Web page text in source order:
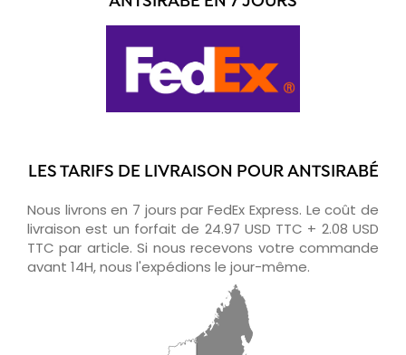
LES TARIFS DE LIVRAISON POUR ANTSIRABÉ
Nous livrons en 7 jours par FedEx Express. Le coût de
livraison est un forfait de 24.97 USD TTC + 2.08 USD
TTC par article. Si nous recevons votre commande
avant 14H, nous l'expédions le jour-même.